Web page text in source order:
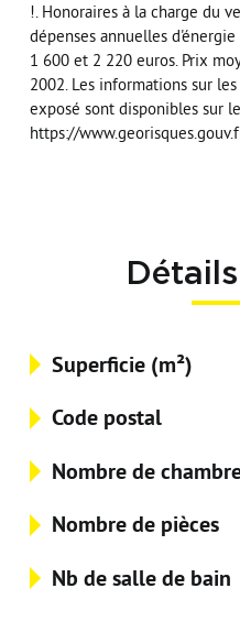
!. Honoraires à la charge du
dépenses annuelles
1 600 et 2 220 euros. Prix
2002. Les informations sur
exposé sont disponibles sur
https://
Superficie (m²)
Code postal
Nombre de
Nombre de pièces
Nb de salle de bain